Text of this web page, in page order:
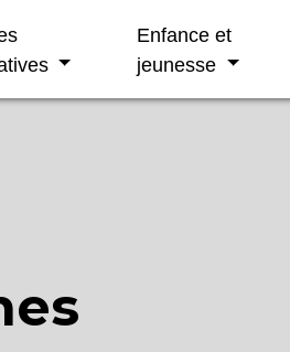
Enfance et
jeunesse